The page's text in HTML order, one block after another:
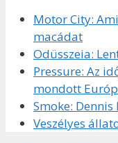
Motor City:
macádat
Odüsszeia:
Pressure: Az
mondott
Smoke: Dennis
Veszélyes